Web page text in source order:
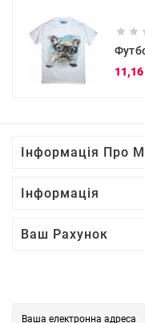
 
11,16
Інформація Про
Інформація
Ваш Рахунок